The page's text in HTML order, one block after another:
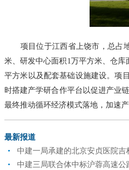
项目位于江西省上饶市，总占地
米、研发中心面积1万平方米、仓
平方米以及配套基础设施建设。项
时搭建产学研合作平台以促进产业
最终推动循环经济模式落地，加速
最新报道
中建一局承建的北京安贞医院
中建三局联合体中标沪蓉高速